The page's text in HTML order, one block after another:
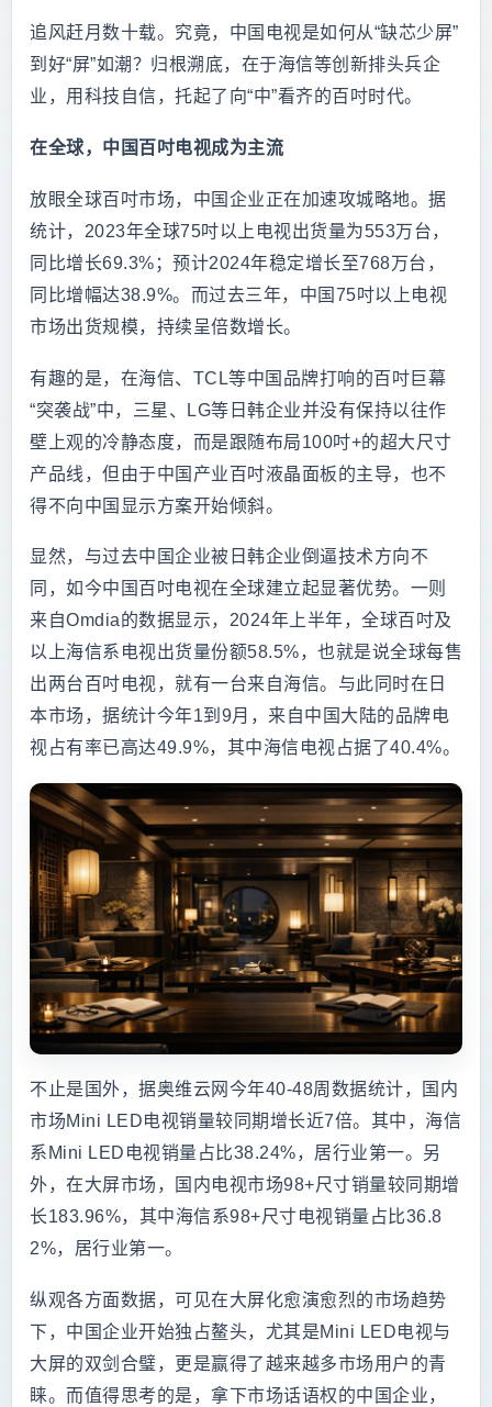
追风赶月数十载。究竟，中国电视是如何从“缺芯少屏”
到好“屏”如潮？归根溯底，在于海信等创新排头兵企
业，用科技自信，托起了向“中”看齐的百吋时代。
在全球，中国百吋电视成为主流
放眼全球百吋市场，中国企业正在加速攻城略地。据
统计，2023年全球75吋以上电视出货量为553万台，
同比增长69.3%；预计2024年稳定增长至768万台，
同比增幅达38.9%。而过去三年，中国75吋以上电视
市场出货规模，持续呈倍数增长。
有趣的是，在海信、TCL等中国品牌打响的百吋巨幕
“突袭战”中，三星、LG等日韩企业并没有保持以往作
壁上观的冷静态度，而是跟随布局100吋+的超大尺寸
产品线，但由于中国产业百吋液晶面板的主导，也不
得不向中国显示方案开始倾斜。
显然，与过去中国企业被日韩企业倒逼技术方向不
同，如今中国百吋电视在全球建立起显著优势。一则
来自Omdia的数据显示，2024年上半年，全球百吋及
以上海信系电视出货量份额58.5%，也就是说全球每售
出两台百吋电视，就有一台来自海信。与此同时在日
本市场，据统计今年1到9月，来自中国大陆的品牌电
视占有率已高达49.9%，其中海信电视占据了40.4%。
不止是国外，据奥维云网今年40-48周数据统计，国内
市场Mini LED电视销量较同期增长近7倍。其中，海信
系Mini LED电视销量占比38.24%，居行业第一。另
外，在大屏市场，国内电视市场98+尺寸销量较同期增
长183.96%，其中海信系98+尺寸电视销量占比36.8
2%，居行业第一。
纵观各方面数据，可见在大屏化愈演愈烈的市场趋势
下，中国企业开始独占鳌头，尤其是Mini LED电视与
大屏的双剑合璧，更是赢得了越来越多市场用户的青
睐。而值得思考的是，拿下市场话语权的中国企业，